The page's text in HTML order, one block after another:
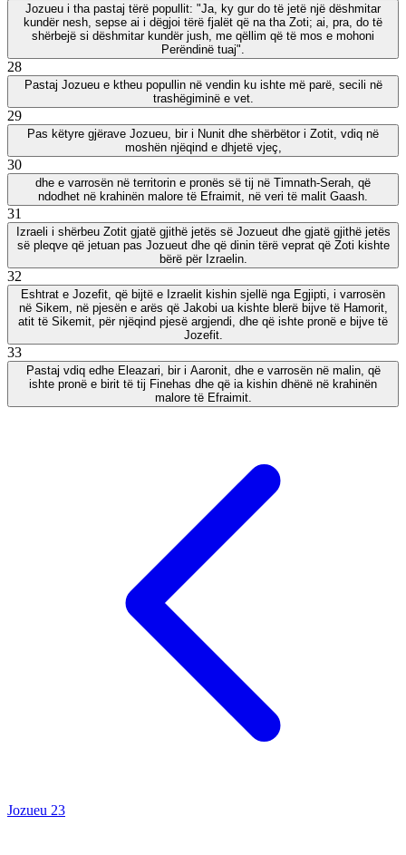
Jozueu i tha pastaj tërë popullit: "Ja, ky gur do të jetë një dëshmitar
kundër nesh, sepse ai i dëgjoi tërë fjalët që na tha Zoti; ai, pra, do të
shërbejë si dëshmitar kundër jush, me qëllim që të mos e mohoni
Perëndinë tuaj".
28
Pastaj Jozueu e ktheu popullin në vendin ku ishte më parë, secili në
trashëgiminë e vet.
29
Pas këtyre gjërave Jozueu, bir i Nunit dhe shërbëtor i Zotit, vdiq në
moshën njëqind e dhjetë vjeç,
30
dhe e varrosën në territorin e pronës së tij në Timnath-Serah, që
ndodhet në krahinën malore të Efraimit, në veri të malit Gaash.
31
Izraeli i shërbeu Zotit gjatë gjithë jetës së Jozueut dhe gjatë gjithë jetës
së pleqve që jetuan pas Jozueut dhe që dinin tërë veprat që Zoti kishte
bërë për Izraelin.
32
Eshtrat e Jozefit, që bijtë e Izraelit kishin sjellë nga Egjipti, i varrosën
në Sikem, në pjesën e arës që Jakobi ua kishte blerë bijve të Hamorit,
atit të Sikemit, për njëqind pjesë argjendi, dhe që ishte pronë e bijve të
Jozefit.
33
Pastaj vdiq edhe Eleazari, bir i Aaronit, dhe e varrosën në malin, që
ishte pronë e birit të tij Finehas dhe që ia kishin dhënë në krahinën
malore të Efraimit.
Jozueu 23